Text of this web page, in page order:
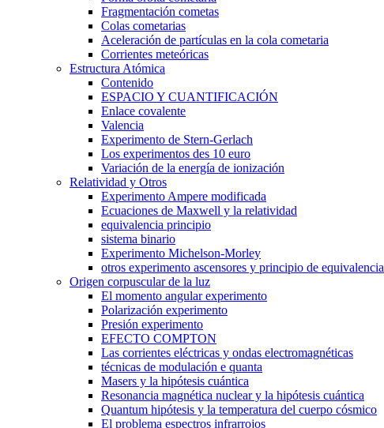
Fragmentación cometas
Colas cometarias
Aceleración de partículas en la cola cometaria
Corrientes meteóricas
Estructura Atómica
Contenido
ESPACIO Y CUANTIFICACIÓN
Enlace covalente
Valencia
Experimento de Stern-Gerlach
Los experimentos des 10 euro
Variación de la energía de ionización
Relatividad y Otros
Experimento Ampere modificada
Ecuaciones de Maxwell y la relatividad
equivalencia principio
sistema binario
Experimento Michelson-Morley
otros experimento ascensores y principio de equivalencia
Origen corpuscular de la luz
El momento angular experimento
Polarización experimento
Presión experimento
EFECTO COMPTON
Las corrientes eléctricas y ondas electromagnéticas
técnicas de modulación e quanta
Masers y la hipótesis cuántica
Resonancia magnética nuclear y la hipótesis cuántica
Quantum hipótesis y la temperatura del cuerpo cósmico
El problema espectros infrarrojos